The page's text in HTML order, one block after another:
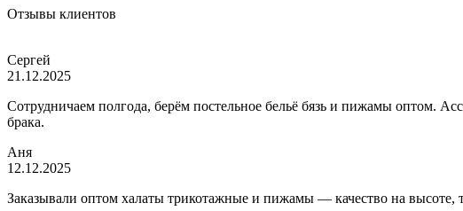
Отзывы клиентов
Сергей
21.12.2025
Сотрудничаем полгода, берём постельное бельё бязь и пижамы оптом.
брака.
Аня
12.12.2025
Заказывали оптом халаты трикотажные и пижамы — качество на высоте,